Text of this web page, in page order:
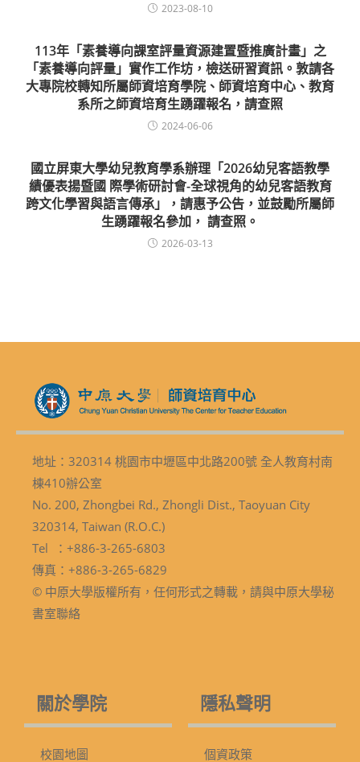
2023-08-10
113年「素養導向課室評量資源建置暨推廣計畫」之
「素養導向評量」實作工作坊，檢送研習資訊。敦請各
大專院校轉知所屬師資培育學院、師資培育中心、教育
系所之師資培育生踴躍報名，請查照
2024-06-06
國立屏東大學幼兒教育學系辦理「2026幼兒客語教學
績優表揚暨國 際學術研討會-全球視角的幼兒客語教育
跨文化學習與語言傳承」，請惠予公告，並鼓勵所屬師
生踴躍報名參加， 請查照。
2026-03-13
地址：320314 桃園市中壢區中北路200號 全人教育村南
棟410辦公室
No. 200, Zhongbei Rd., Zhongli Dist., Taoyuan City
320314, Taiwan (R.O.C.)
Tel ：+886-3-265-6803
傳真：+886-3-265-6829
© 中原大學版權所有，任何形式之轉載，請與中原大學秘
書室聯絡
關於學院
校園地圖
隱私聲明
個資政策